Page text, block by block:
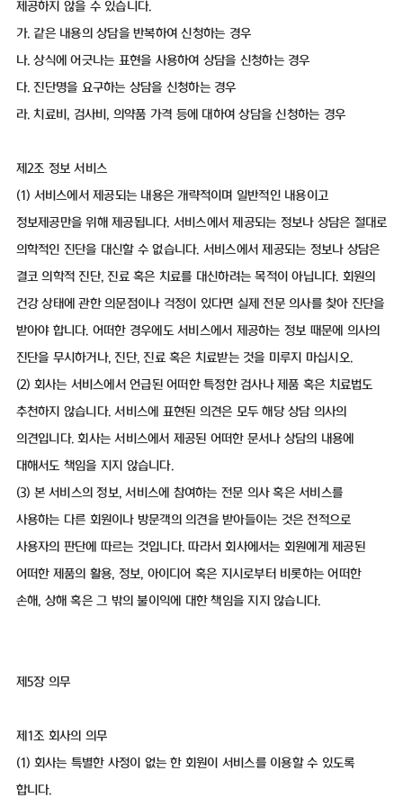
제공하지 않을 수 있습니다.
가. 같은 내용의 상담을 반복하여 신청하는 경우
나. 상식에 어긋나는 표현을 사용하여 상담을 신청하는 경우
다. 진단명을 요구하는 상담을 신청하는 경우
라. 치료비, 검사비, 의약품 가격 등에 대하여 상담을 신청하는 경우
제2조 정보 서비스
(1) 서비스에서 제공되는 내용은 개략적이며 일반적인 내용이고
정보제공만을 위해 제공됩니다. 서비스에서 제공되는 정보나 상담은 절대로
의학적인 진단을 대신할 수 없습니다. 서비스에서 제공되는 정보나 상담은
결코 의학적 진단, 진료 혹은 치료를 대신하려는 목적이 아닙니다. 회원의
건강 상태에 관한 의문점이나 걱정이 있다면 실제 전문 의사를 찾아 진단을
받아야 합니다. 어떠한 경우에도 서비스에서 제공하는 정보 때문에 의사의
진단을 무시하거나, 진단, 진료 혹은 치료받는 것을 미루지 마십시오.
(2) 회사는 서비스에서 언급된 어떠한 특정한 검사나 제품 혹은 치료법도
추천하지 않습니다. 서비스에 표현된 의견은 모두 해당 상담 의사의
의견입니다. 회사는 서비스에서 제공된 어떠한 문서나 상담의 내용에
대해서도 책임을 지지 않습니다.
(3) 본 서비스의 정보, 서비스에 참여하는 전문 의사 혹은 서비스를
사용하는 다른 회원이나 방문객의 의견을 받아들이는 것은 전적으로
사용자의 판단에 따르는 것입니다. 따라서 회사에서는 회원에게 제공된
어떠한 제품의 활용, 정보, 아이디어 혹은 지시로부터 비롯하는 어떠한
손해, 상해 혹은 그 밖의 불이익에 대한 책임을 지지 않습니다.
제5장 의무
제1조 회사의 의무
(1) 회사는 특별한 사정이 없는 한 회원이 서비스를 이용할 수 있도록
합니다.